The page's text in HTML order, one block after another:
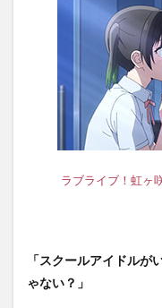
ラブライブ！虹ヶ
「スクールアイドルが
ゃない？」